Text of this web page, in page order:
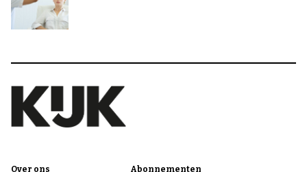
Over ons Abonnementen